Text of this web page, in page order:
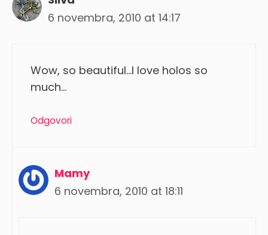
6 novembra, 2010 at 14:17
Wow, so beautiful…I love holos so
much…
Odgovori
Mamy
6 novembra, 2010 at 18:11